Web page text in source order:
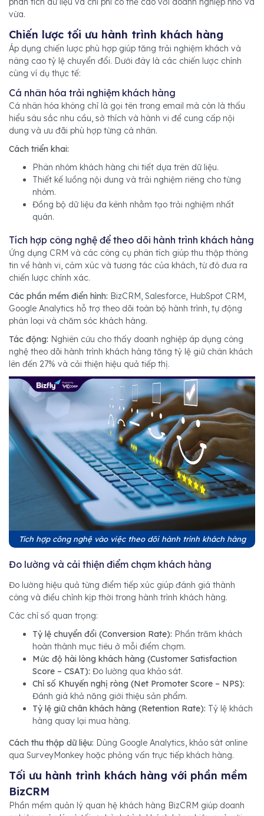
vừa.
Chiến lược tối ưu hành trình khách hàng
Áp dụng chiến lược phù hợp giúp tăng trải nghiệm khách và
nâng cao tỷ lệ chuyển đổi. Dưới đây là các chiến lược chính
cùng ví dụ thực tế:
Cá nhân hóa trải nghiệm khách hàng
Cá nhân hóa không chỉ là gọi tên trong email mà còn là thấu
hiểu sâu sắc nhu cầu, sở thích và hành vi để cung cấp nội
dung và ưu đãi phù hợp từng cá nhân.
Cách triển khai:
Phân nhóm khách hàng chi tiết dựa trên dữ liệu.
Thiết kế luồng nội dung và trải nghiệm riêng cho từng
nhóm.
Đồng bộ dữ liệu đa kênh nhằm tạo trải nghiệm nhất
quán.
Tích hợp công nghệ để theo dõi hành trình khách hàng
Ứng dụng CRM và các công cụ phân tích giúp thu thập thông
tin về hành vi, cảm xúc và tương tác của khách, từ đó đưa ra
chiến lược chính xác.
Các phần mềm điển hình: BizCRM, Salesforce, HubSpot CRM,
Google Analytics hỗ trợ theo dõi toàn bộ hành trình, tự động
phân loại và chăm sóc khách hàng.
Tác động: Nghiên cứu cho thấy doanh nghiệp áp dụng công
nghệ theo dõi hành trình khách hàng tăng tỷ lệ giữ chân khách
lên đến 27% và cải thiện hiệu quả tiếp thị.
Tích hợp công nghệ vào việc theo dõi hành trình khách hàng
Đo lường và cải thiện điểm chạm khách hàng
Đo lường hiệu quả từng điểm tiếp xúc giúp đánh giá thành
công và điều chỉnh kịp thời trong hành trình khách hàng.
Các chỉ số quan trọng:
Tỷ lệ chuyển đổi (Conversion Rate): Phần trăm khách
hoàn thành mục tiêu ở mỗi điểm chạm.
Mức độ hài lòng khách hàng (Customer Satisfaction
Score – CSAT): Đo lường qua khảo sát.
Chỉ số Khuyến nghị ròng (Net Promoter Score – NPS):
Đánh giá khả năng giới thiệu sản phẩm.
Tỷ lệ giữ chân khách hàng (Retention Rate): Tỷ lệ khách
hàng quay lại mua hàng.
Cách thu thập dữ liệu: Dùng Google Analytics, khảo sát online
qua SurveyMonkey hoặc phỏng vấn trực tiếp khách hàng.
Tối ưu hành trình khách hàng với phần mềm
BizCRM
Phần mềm quản lý quan hệ khách hàng BizCRM giúp doanh